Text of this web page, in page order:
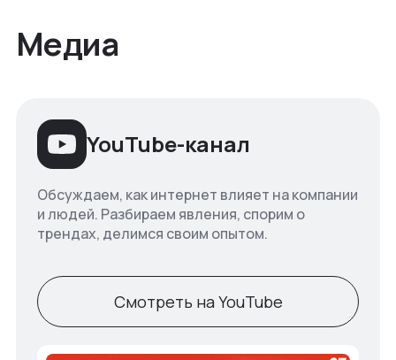
Медиа
YouTube-канал
Обсуждаем, как интернет влияет на компании
и людей. Разбираем явления, спорим о
трендах, делимся своим опытом.
Смотреть на YouTube